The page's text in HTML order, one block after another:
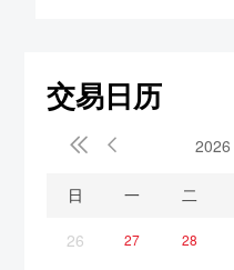
交易日历
 
日 一 二
26 27 28